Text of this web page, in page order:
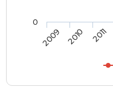
2009 2010 2011
0